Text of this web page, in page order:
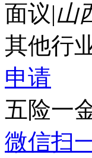
面议|山
其他行
申请
五险一
微信扫